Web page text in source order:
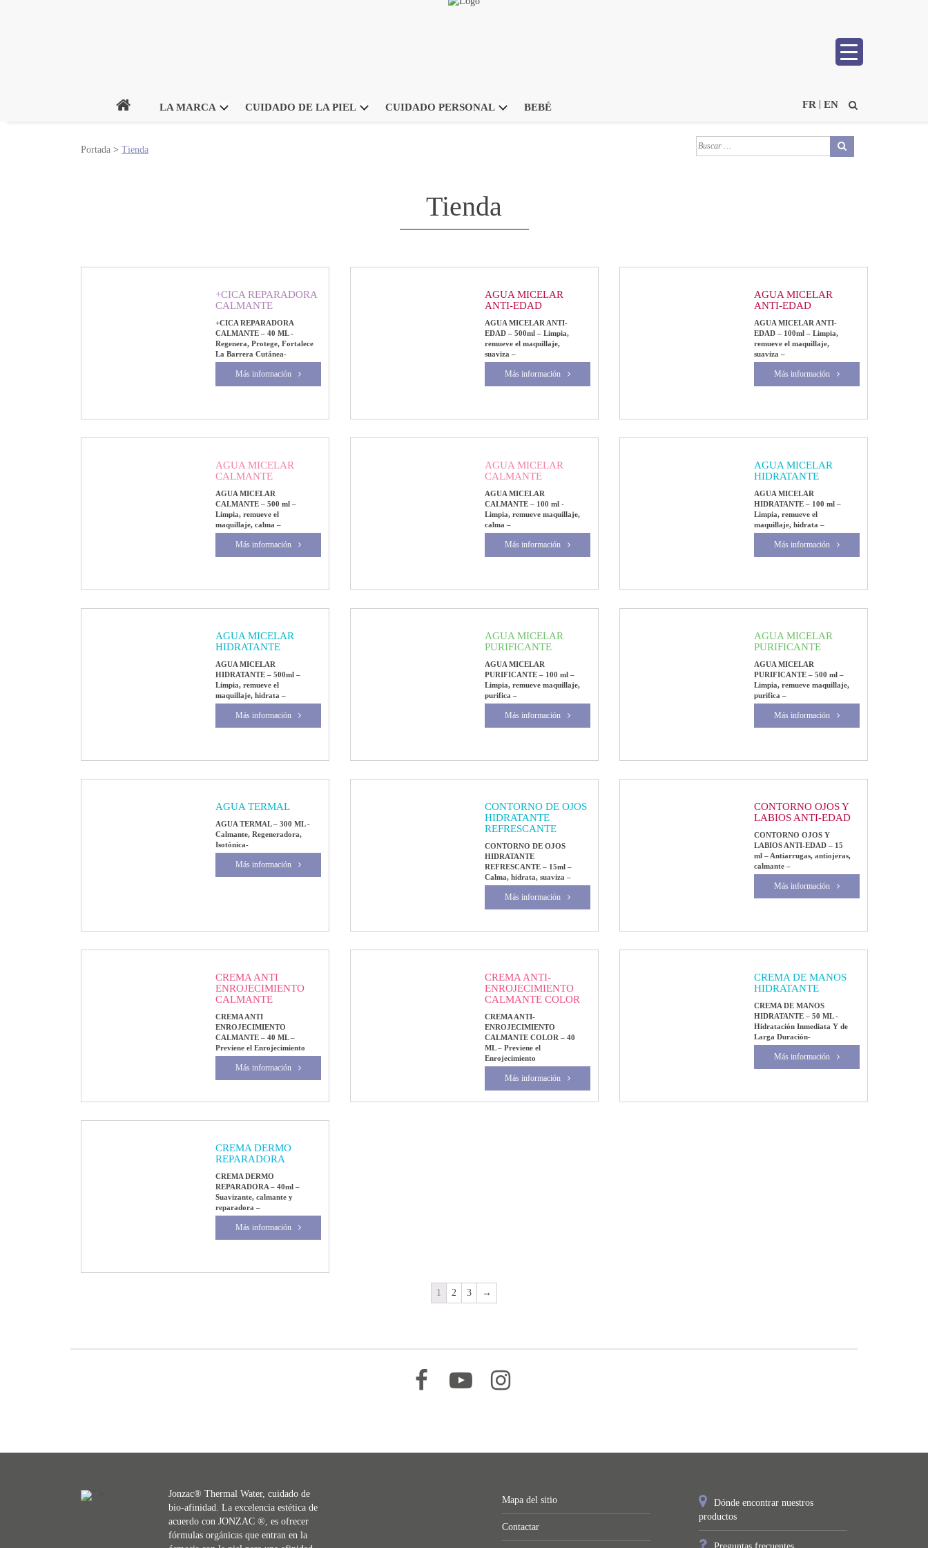
Inicio LA MARCA CUIDADO DE LA PIEL CUIDADO PERSONAL BEBÉ FR EN
Portada > Tienda
Tienda
+CICA REPARADORA
CALMANTE
+CICA REPARADORA
CALMANTE – 40 ML -
Regenera, Protege, Fortalece
La Barrera Cutánea-
Más información
AGUA MICELAR
ANTI-EDAD
AGUA MICELAR ANTI-
EDAD – 500ml – Limpia,
remueve el maquillaje,
suaviza –
Más información
AGUA MICELAR
ANTI-EDAD
AGUA MICELAR ANTI-
EDAD – 100ml – Limpia,
remueve el maquillaje,
suaviza –
Más información
AGUA MICELAR
CALMANTE
AGUA MICELAR
CALMANTE – 500 ml –
Limpia, remueve el
maquillaje, calma –
Más información
AGUA MICELAR
CALMANTE
AGUA MICELAR
CALMANTE – 100 ml -
Limpia, remueve maquillaje,
calma –
Más información
AGUA MICELAR
HIDRATANTE
AGUA MICELAR
HIDRATANTE – 100 ml –
Limpia, remueve el
maquillaje, hidrata –
Más información
AGUA MICELAR
HIDRATANTE
AGUA MICELAR
HIDRATANTE – 500ml –
Limpia, remueve el
maquillaje, hidrata –
Más información
AGUA MICELAR
PURIFICANTE
AGUA MICELAR
PURIFICANTE – 100 ml –
Limpia, remueve maquillaje,
purifica –
Más información
AGUA MICELAR
PURIFICANTE
AGUA MICELAR
PURIFICANTE – 500 ml –
Limpia, remueve maquillaje,
purifica –
Más información
AGUA TERMAL
AGUA TERMAL – 300 ML -
Calmante, Regeneradora,
Isotónica-
Más información
CONTORNO DE OJOS
HIDRATANTE
REFRESCANTE
CONTORNO DE OJOS
HIDRATANTE
REFRESCANTE – 15ml –
Calma, hidrata, suaviza –
Más información
CONTORNO OJOS Y
LABIOS ANTI-EDAD
CONTORNO OJOS Y
LABIOS ANTI-EDAD – 15
ml – Antiarrugas, antiojeras,
calmante –
Más información
CREMA ANTI
ENROJECIMIENTO
CALMANTE
CREMA ANTI
ENROJECIMIENTO
CALMANTE – 40 ML –
Previene el Enrojecimiento
Más información
CREMA ANTI-
ENROJECIMIENTO
CALMANTE COLOR
CREMA ANTI-
ENROJECIMIENTO
CALMANTE COLOR – 40
ML – Previene el
Enrojecimiento
Más información
CREMA DE MANOS
HIDRATANTE
CREMA DE MANOS
HIDRATANTE – 50 ML -
Hidratación Inmediata Y de
Larga Duración-
Más información
CREMA DERMO
REPARADORA
CREMA DERMO
REPARADORA – 40ml –
Suavizante, calmante y
reparadora –
Más información
1 2 3 →
– – –
Jonzac® Thermal Water, cuidado de
bio-afinidad. La excelencia estética de
acuerdo con JONZAC ®, es ofrecer
fórmulas orgánicas que entran en la
Mapa del sitio
Contactar
Dónde encontrar nuestros
productos